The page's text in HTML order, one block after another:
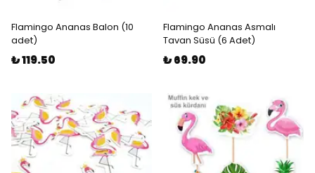
Flamingo Ananas Balon (10
adet)
₺ 119.50
Flamingo Ananas Asmalı
Tavan Süsü (6 Adet)
₺ 69.90